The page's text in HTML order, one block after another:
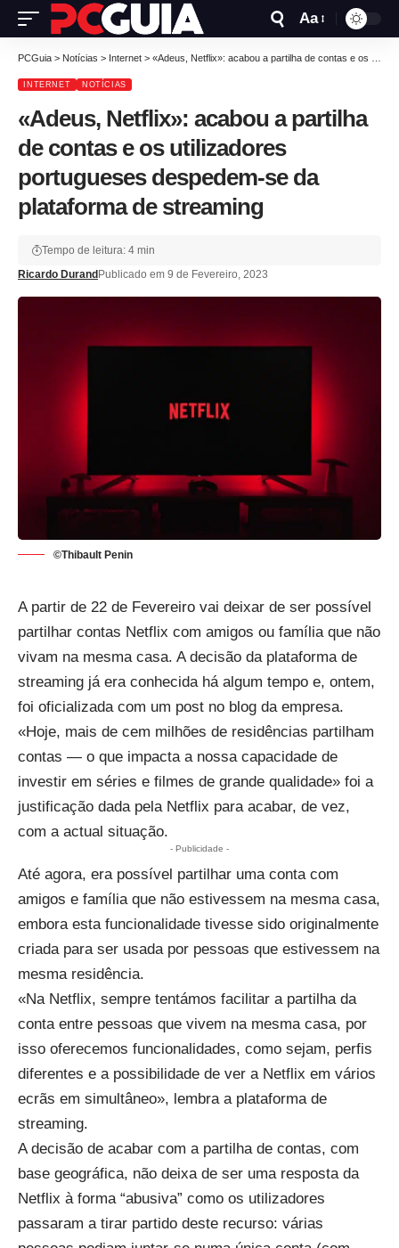
Aa
PCGuia > Notícias > Internet > «Adeus, Netflix»: acabou a partilha de contas e os utilizadores portugueses despedem-se da plataforma de streaming
INTERNET NOTÍCIAS
«Adeus, Netflix»: acabou a partilha
de contas e os utilizadores
portugueses despedem-se da
plataforma de streaming
Ricardo Durand Publicado em 9 de Fevereiro, 2023
Tempo de leitura: 4 min
©Thibault Penin
A partir de 22 de Fevereiro vai deixar de ser possível
partilhar contas Netflix com amigos ou família que não
vivam na mesma casa. A decisão da plataforma de
streaming já era conhecida há algum tempo e, ontem,
foi oficializada com um post no blog da empresa.
«Hoje, mais de cem milhões de residências partilham
contas — o que impacta a nossa capacidade de
investir em séries e filmes de grande qualidade» foi a
justificação dada pela Netflix para acabar, de vez,
com a actual situação.
- Publicidade -
Até agora, era possível partilhar uma conta com
amigos e família que não estivessem na mesma casa,
embora esta funcionalidade tivesse sido originalmente
criada para ser usada por pessoas que estivessem na
mesma residência.
«Na Netflix, sempre tentámos facilitar a partilha da
conta entre pessoas que vivem na mesma casa, por
isso oferecemos funcionalidades, como sejam, perfis
diferentes e a possibilidade de ver a Netflix em vários
ecrãs em simultâneo», lembra a plataforma de
streaming.
A decisão de acabar com a partilha de contas, com
base geográfica, não deixa de ser uma resposta da
Netflix à forma “abusiva” como os utilizadores
passaram a tirar partido deste recurso: várias